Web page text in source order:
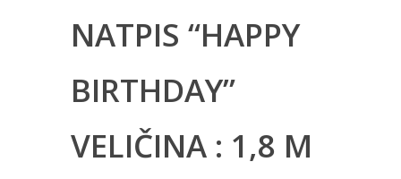
NATPIS “HAPPY
BIRTHDAY”
VELIČINA : 1,8 M